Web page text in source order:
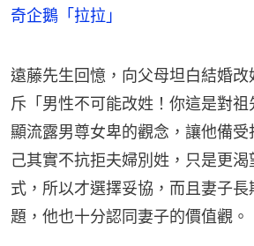
奇企鵝「拉拉」
遠藤先生回憶，向父母坦白結婚
斥「男性不可能改姓！你這是對
顯流露男尊女卑的觀念，讓他備受
己其實不抗拒夫婦別姓，只是更
式，所以才選擇妥協，而且妻子
題，他也十分認同妻子的價值觀。